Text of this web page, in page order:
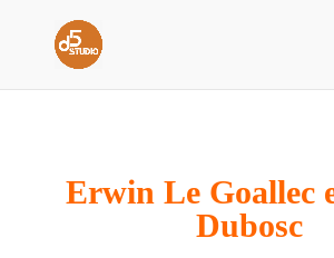
Erwin Le Goallec
Dubosc